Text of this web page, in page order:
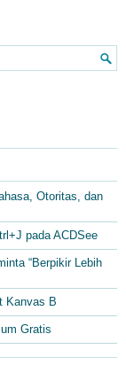
Otoritas, dan
pada ACDSee
“Berpikir Lebih
Kanvas B
Gratis